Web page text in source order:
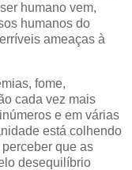
humano vem,
humanos do
ameaças à
fome,
cada vez mais
e em várias
está colhendo
que as
desequilíbrio